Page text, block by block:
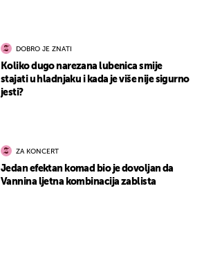
DOBRO JE ZNATI
Koliko dugo narezana lubenica smije
stajati u hladnjaku i kada je više nije sigurno
jesti?
ZA KONCERT
Jedan efektan komad bio je dovoljan da
Vannina ljetna kombinacija zablista